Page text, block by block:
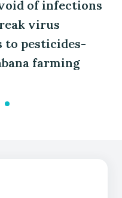
of infections
virus
to pesticides-
farming